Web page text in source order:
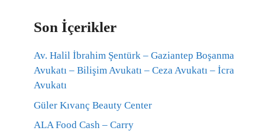
Son İçerikler
Av. Halil İbrahim Şentürk – Gaziantep Boşanma
Avukatı – Bilişim Avukatı – Ceza Avukatı – İcra
Avukatı
Güler Kıvanç Beauty Center
ALA Food Cash – Carry